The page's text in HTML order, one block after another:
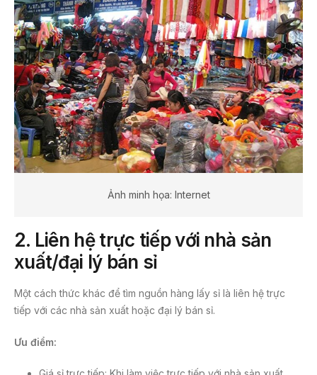
Ảnh minh họa: Internet
2. Liên hệ trực tiếp với nhà sản
xuất/đại lý bán sỉ
Một cách thức khác để tìm nguồn hàng lấy sỉ là liên hệ trực
tiếp với các nhà sản xuất hoặc đại lý bán sỉ.
Ưu điểm: